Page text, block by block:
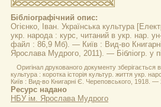
Бібліографічний опис:
Огієнко, Іван. Українська культура
укр. народа : курс, читаний в укр. нар.
файл : 86,9 Мб). — Київ : Вид-во
Ярослава Мудрого, 2011). — Бібліогр.
Оригінал друкованого документу
культура : коротка історія культур. життя укр.
Київ : Вид-во Книгарні Є. Череповського, 1918. —
Ресурс надано
НБУ ім. Ярослава Мудрого